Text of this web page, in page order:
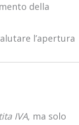
della
l’apertura
IVA, ma solo